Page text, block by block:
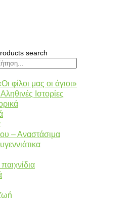
search
φίλοι μας οι άγιοι»
Ιστορίες
– Αναστάσιμα